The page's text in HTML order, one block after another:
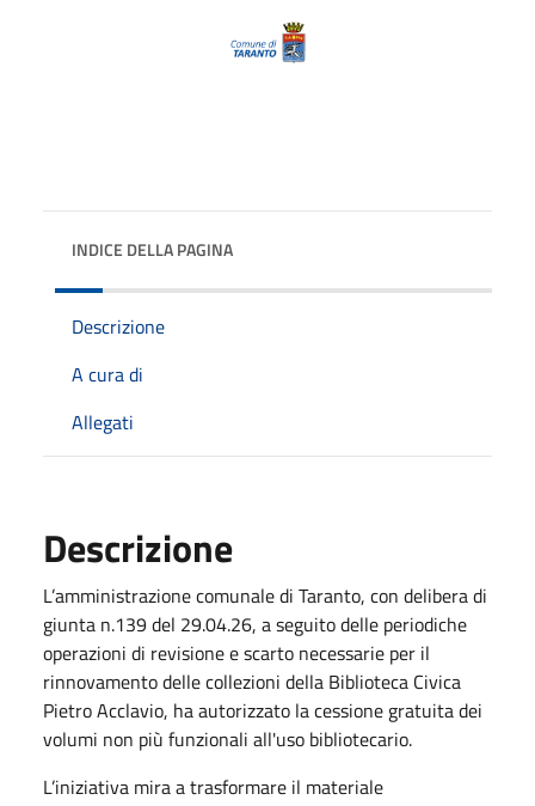
INDICE DELLA PAGINA
Descrizione
A cura di
Allegati
Descrizione
L’amministrazione comunale di Taranto, con delibera di
giunta n.139 del 29.04.26, a seguito delle periodiche
operazioni di revisione e scarto necessarie per il
rinnovamento delle collezioni della Biblioteca Civica
Pietro Acclavio, ha autorizzato la cessione gratuita dei
volumi non più funzionali all'uso bibliotecario.
L’iniziativa mira a trasformare il materiale